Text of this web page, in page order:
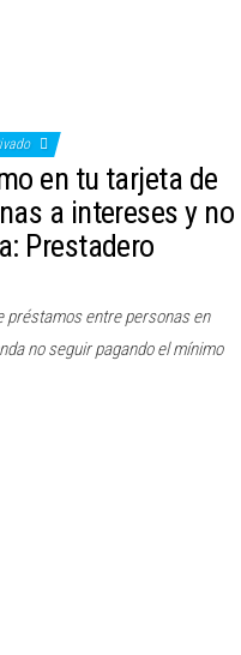
en tu tarjeta de
a intereses y no
Prestadero
préstamos entre personas en
no seguir pagando el mínimo